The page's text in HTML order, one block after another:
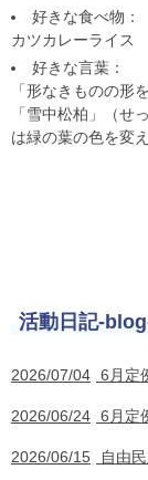
好きな食べ物：
カツカレーライス
好きな言葉：
「形なきものの形
「雪中松柏」（せ
は緑の葉の色を変
活動日記-
2026/07/04 6月定
2026/06/24 6月定
2026/06/15 自由